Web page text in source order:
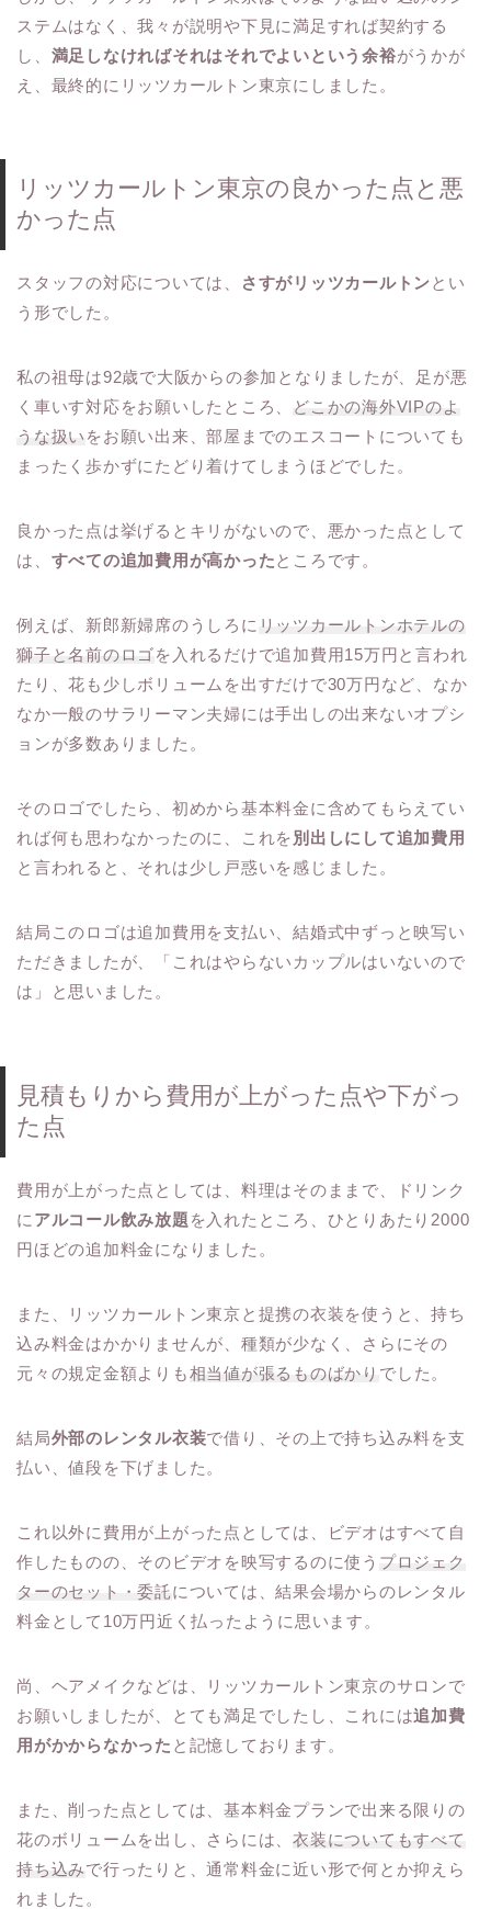
ステムはなく、我々が説明や下見に満足すれば契約する
し、 満足しなければそれはそれでよいという余裕がうかが
え、最終的にリッツカールトン東京にしました。
リッツカールトン東京の良かった点と悪
かった点
スタッフの対応については、 さすがリッツカールトンとい
う形でした。
私の祖母は92歳で大阪からの参加となりましたが、足が悪
く車いす対応をお願いしたところ、
どこかの海外VIPのよ
うな扱いをお願い出来、部屋までのエスコートについても
まったく歩かずにたどり着けてしまうほどでした。
良かった点は挙げるとキリがないので、悪かった点として
は、 すべての追加費用が高かったところです。
例えば、新郎新婦席のうしろに リッツカールトンホテルの
獅子と名前のロゴを入れるだけで追加費用15万円と言われ
たり、花も少しボリュームを出すだけで30万円など、なか
なか一般のサラリーマン夫婦には手出しの出来ないオプシ
ョンが多数ありました。
そのロゴでしたら、初めから基本料金に含めてもらえてい
れば何も思わなかったのに、これを別出しにして追加費用
と言われると、それは少し戸惑いを感じました。
結局このロゴは追加費用を支払い、結婚式中ずっと映写い
ただきましたが、「これはやらないカップルはいないので
は」と思いました。
見積もりから費用が上がった点や下がっ
た点
費用が上がった点としては、料理はそのままで、ドリンク
に アルコール飲み放題 を入れたところ、ひとりあたり2000
円ほどの追加料金になりました。
また、リッツカールトン東京と提携の衣装を使うと、持ち
込み料金はかかりませんが、種類が少なく、さらにその
元々の規定金額よりも相当値が張るものばかり でした。
結局外部のレンタル衣装で借り、その上で持ち込み料を支
払い、値段を下げました。
これ以外に費用が上がった点としては、ビデオはすべて自
作したものの、そのビデオを映写するのに使う プロジェク
ターのセット・委託については、結果会場からのレンタル
料金として10万円近く払ったように思います。
尚、ヘアメイクなどは、リッツカールトン東京のサロンで
お願いしましたが、とても満足でしたし、これには追加費
用がかからなかった と記憶しております。
また、削った点としては、基本料金プランで出来る限りの
花のボリュームを出し、さらには、衣装についてもすべて
持ち込みで行ったりと、通常料金に近い形で何とか抑えら
れました。